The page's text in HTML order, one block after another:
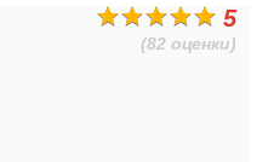
5
(82 оценки)